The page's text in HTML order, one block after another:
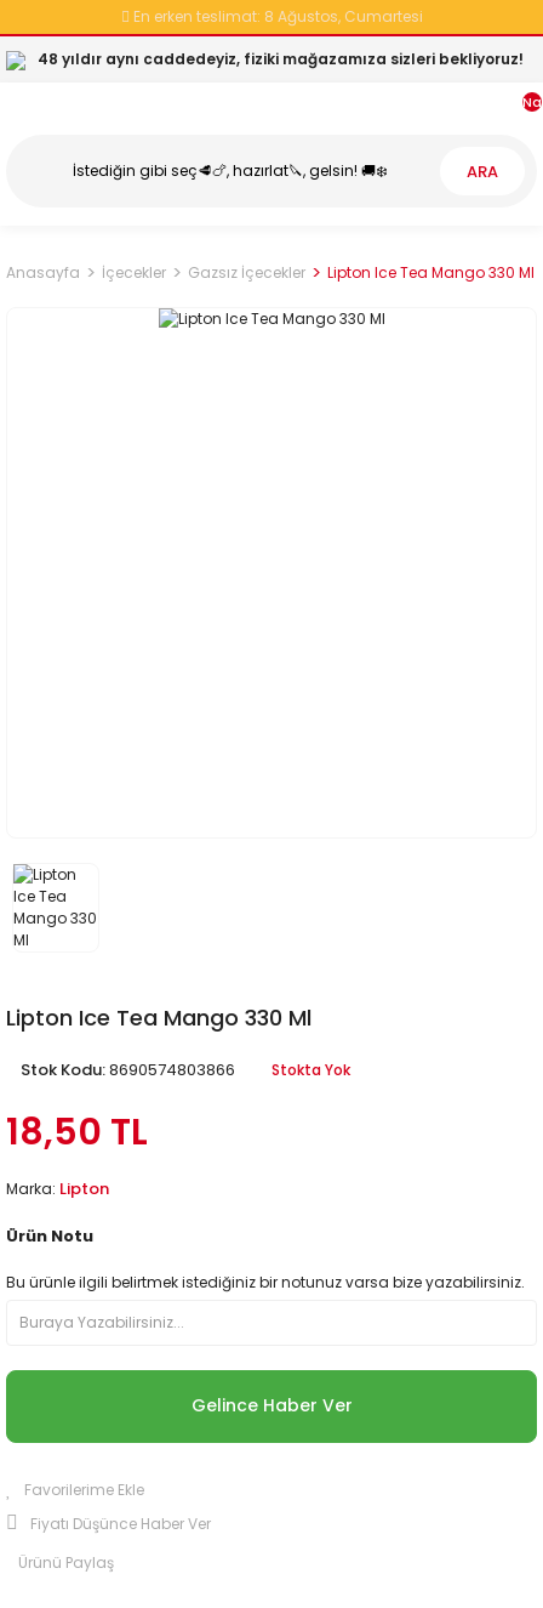
En erken teslimat: 8 Ağustos, Cumartesi
48 yıldır aynı caddedeyiz, fiziki mağazamıza sizleri bekliyoruz!
ARA
Anasayfa İçecekler Gazsız İçecekler Lipton Ice Tea Mango 330 Ml
Lipton Ice Tea Mango 330 Ml
Stok Kodu:8690574803866 Stokta Yok
18,50 TL
Marka: Lipton
Ürün Notu
Bu ürünle ilgili belirtmek istediğiniz bir notunuz varsa bize yazabilirsiniz.
Gelince Haber Ver
Fiyatı Düşünce Haber Ver
Ürünü Paylaş